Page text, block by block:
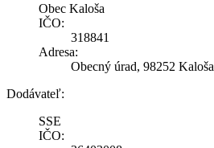
Obec Kaloša
IČO:
318841
Adresa:
Obecný úrad, 98252 Kaloša
Dodávateľ:
SSE
IČO: